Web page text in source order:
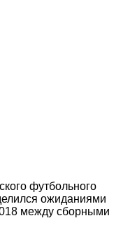
футбольного
ожиданиями
между сборными